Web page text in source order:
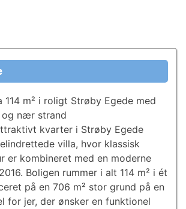
114 m² i roligt Strøby Egede med
og nær strand
kvarter i Strøby Egede
villa, hvor klassisk
er kombineret med en moderne
Boligen rummer i alt 114 m² i ét
på en 706 m² stor grund på en
for jer, der ønsker en funktionel